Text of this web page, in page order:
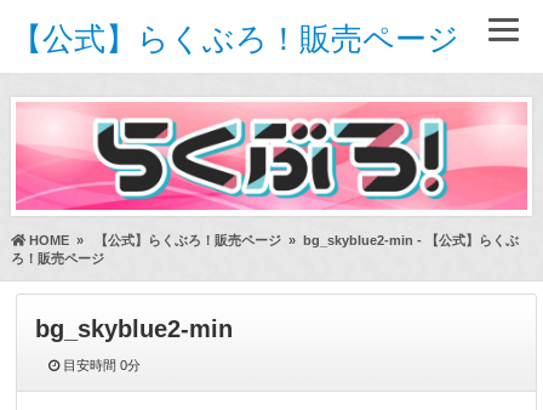
【公式】らくぶろ！販売ページ
HOME» 【公式】らくぶろ！販売ページ» bg_skyblue2-min - 【公式】らくぶ
ろ！販売ページ
bg_skyblue2-min
目安時間 0分